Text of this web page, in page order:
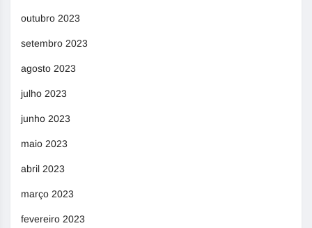
outubro 2023
setembro 2023
agosto 2023
julho 2023
junho 2023
maio 2023
abril 2023
março 2023
fevereiro 2023